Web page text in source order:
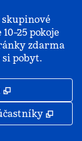
pokoje
zdarma
pobyt.
,
,